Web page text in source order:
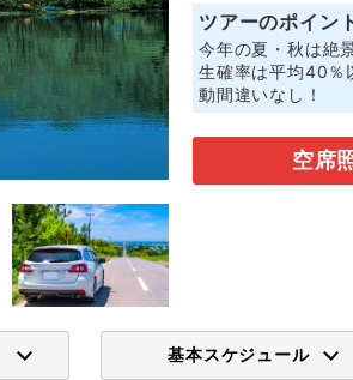
ツアーのポイン
今年の夏・秋は絶
生確率は平均40％
動間違いなし！
空席
基本スケジュール